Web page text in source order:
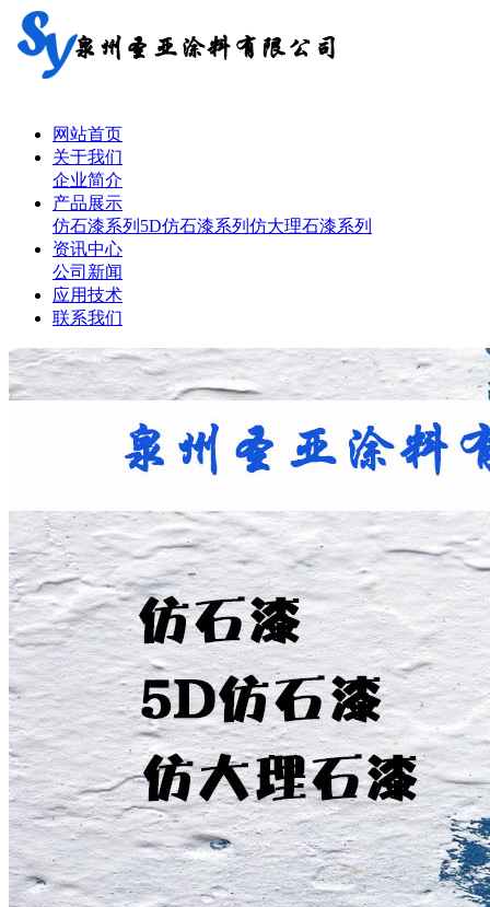
网站首页
关于我们
企业简介
产品展示
仿石漆系列 5D仿石漆系列 仿大理石漆系列
资讯中心
公司新闻
应用技术
联系我们